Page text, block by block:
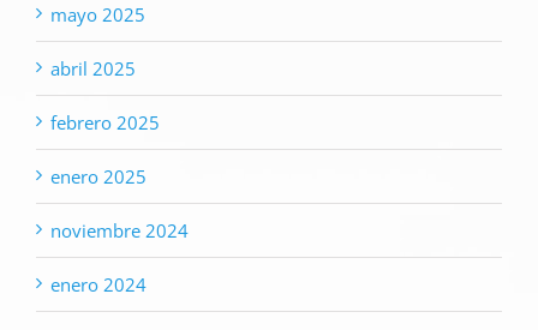
mayo 2025
abril 2025
febrero 2025
enero 2025
noviembre 2024
enero 2024